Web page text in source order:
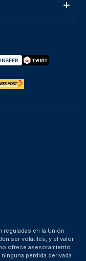
en la Unión
ser volátiles, y el valor
ofrece asesoramiento
pérdida derivada